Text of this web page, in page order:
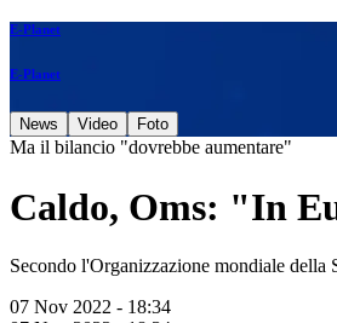
E-Planet
E-Planet
News Video Foto
Ma il bilancio "dovrebbe aumentare"
Caldo, Oms: "In
Secondo l'Organizzazione mondiale della
07 Nov 2022 - 18:34